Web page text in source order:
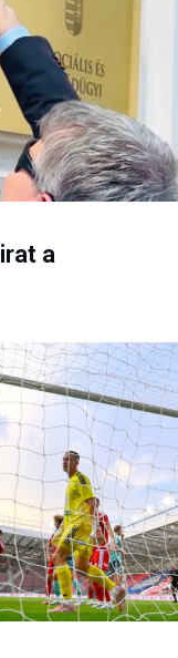
a